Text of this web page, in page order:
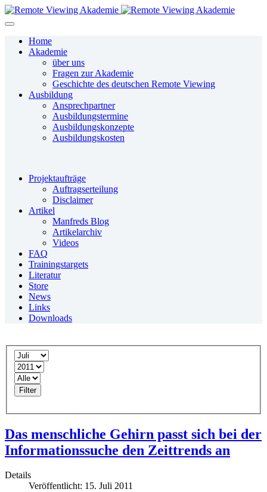
Home
Akademie
über uns
Fragen zur Akademie
Geschichte des deutschen Remote Viewing
Ausbildung
Ansprechpartner
Ausbildungstermine
Ausbildungskonzepte
Ausbildungskosten
Projektaufträge
Auftragserteilung
Disclaimer
Artikel
Manfreds Blog
Artikelarchiv
Videos
FAQ
Trainingstargets
Literatur
Store
News
Links
Downloads
Filter
Das menschliche Gehirn passt sich bei der
Informationssuche den Zeittrends an
Details
Veröffentlicht: 15. Juli 2011